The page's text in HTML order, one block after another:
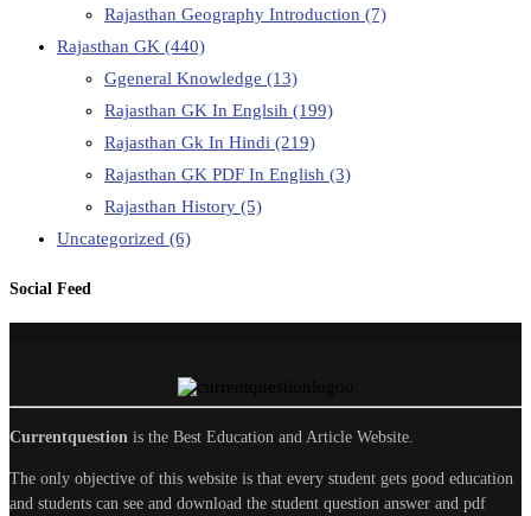
Rajasthan Geography Introduction (7)
Rajasthan GK (440)
Ggeneral Knowledge (13)
Rajasthan GK In Englsih (199)
Rajasthan Gk In Hindi (219)
Rajasthan GK PDF In English (3)
Rajasthan History (5)
Uncategorized (6)
Social Feed
Currentquestion is the Best Education and Article Website.
The only objective of this website is that every student gets good education
and students can see and download the student question answer and pdf